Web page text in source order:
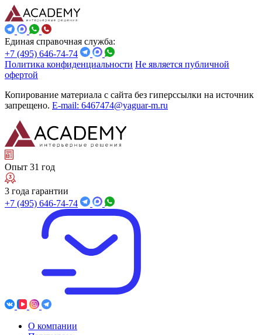
Единая справочная служба:
+7 (495) 646-74-74
Политика конфиденциальности Не является публичной
офертой
Копирование материала с сайта без гиперссылки на источник
запрещено. E-mail: 6467474@yaguar-m.ru
Опыт 31 год
3 года гарантии
+7 (495) 646-74-74
О компании